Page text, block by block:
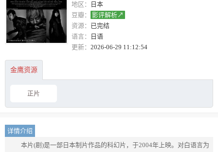
地区：
日本
豆瓣：
影评解析↗
资源： 已完结
语言：
日语
更新： 2026-06-29 11:12:54
金鹰资源
正片
详情介绍
本片(剧)是一部日本制片作品的科幻片，于2004年上映。对白语言为